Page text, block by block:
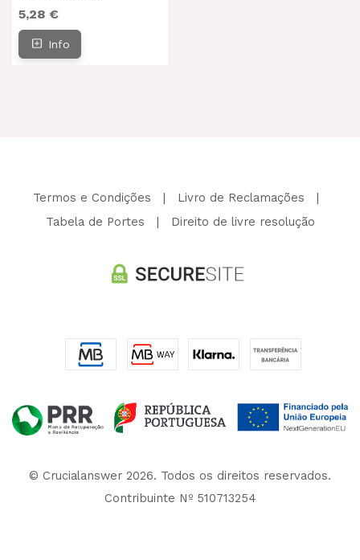
5,28 €
Info
Termos e Condições | Livro de Reclamações |
Tabela de Portes | Direito de livre resolução
© Crucialanswer 2026. Todos os direitos reservados.
Contribuinte Nº 510713254